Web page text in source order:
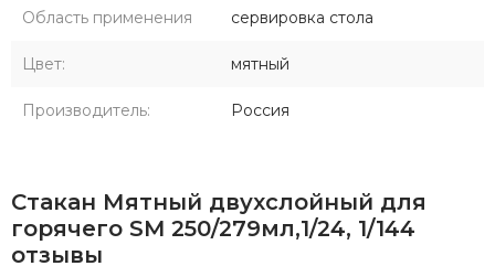
Область применения сервировка стола
Цвет: мятный
Производитель: Россия
Стакан Мятный двухслойный для
горячего SM 250/279мл,1/24, 1/144
отзывы